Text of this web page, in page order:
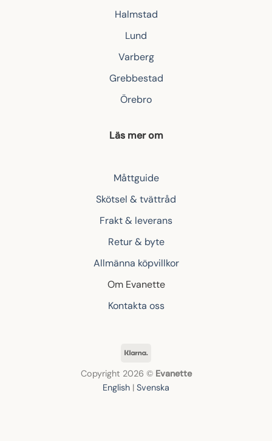
Halmstad
Lund
Varberg
Grebbestad
Örebro
Läs mer om
Måttguide
Skötsel & tvättråd
Frakt & leverans
Retur & byte
Allmänna köpvillkor
Om Evanette
Kontakta oss
Copyright 2026 © Evanette
English | Svenska